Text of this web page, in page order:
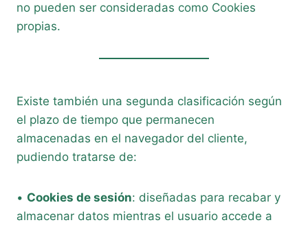
no pueden ser consideradas como Cookies
propias.
Existe también una segunda clasificación según
el plazo de tiempo que permanecen
almacenadas en el navegador del cliente,
pudiendo tratarse de:
• Cookies de sesión: diseñadas para recabar y
almacenar datos mientras el usuario accede a